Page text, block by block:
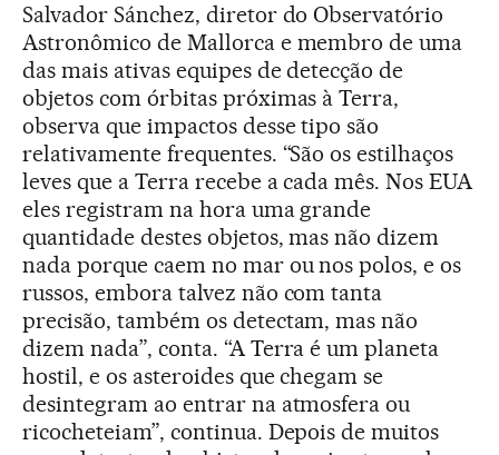
Salvador Sánchez, diretor do Observatório
Astronômico de Mallorca e membro de uma
das mais ativas equipes de detecção de
objetos com órbitas próximas à Terra,
observa que impactos desse tipo são
relativamente frequentes. “São os estilhaços
leves que a Terra recebe a cada mês. Nos EUA
eles registram na hora uma grande
quantidade destes objetos, mas não dizem
nada porque caem no mar ou nos polos, e os
russos, embora talvez não com tanta
precisão, também os detectam, mas não
dizem nada”, conta. “A Terra é um planeta
hostil, e os asteroides que chegam se
desintegram ao entrar na atmosfera ou
ricocheteiam”, continua. Depois de muitos